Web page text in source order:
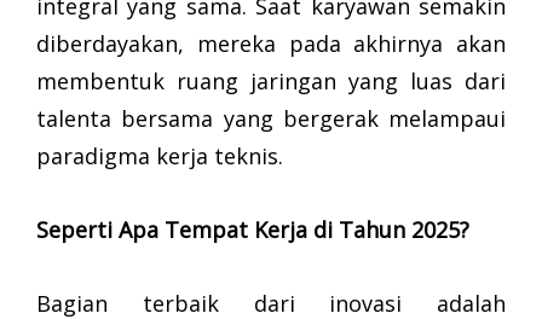
diberdayakan, mereka pada akhirnya akan
membentuk ruang jaringan yang luas dari
talenta bersama yang bergerak melampaui
paradigma kerja teknis.
Seperti Apa Tempat Kerja di Tahun 2025?
Bagian terbaik dari inovasi adalah